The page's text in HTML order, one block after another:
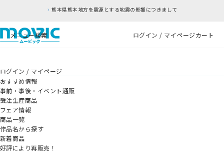
熊本県熊本地方を震源とする地震の影響につきまして
メニュー検索 ログイン / マイページカート
ログイン / マイページ
おすすめ情報
事前・事後・イベント通販
受注生産商品
フェア情報
商品一覧
作品名から探す
新着商品
好評により再販売！